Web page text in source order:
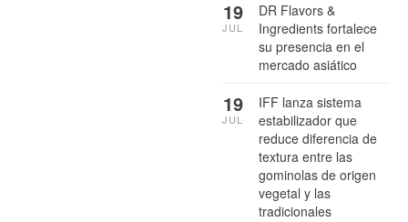
DR Flavors &
Ingredients fortalece
su presencia en el
mercado asiático
19
JUL
IFF lanza sistema
estabilizador que
reduce diferencia de
textura entre las
gominolas de origen
vegetal y las
tradicionales
19
JUL